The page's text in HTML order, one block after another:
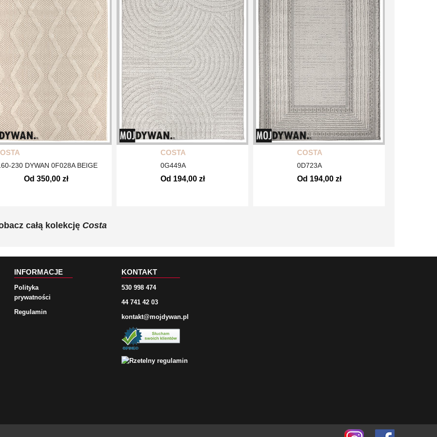
230 DYWAN 0F028A BEIGE
Od 350,00 zł
COSTA
0G449A
Od 194,00 zł
COSTA
0D723A
Od 194,00 zł
całą kolekcję Costa
INFORMACJE
Polityka
prywatności
Regulamin
KONTAKT
530 998 474
44 741 42 03
kontakt@mojdywan.pl